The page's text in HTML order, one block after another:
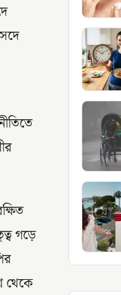
গড়ে
থেকে